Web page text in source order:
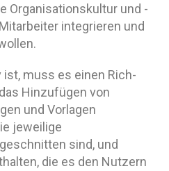
Organisationskultur und -
integrieren und
muss es einen Rich-
Hinzufügen von
und Vorlagen
jeweilige
sind, und
die es den Nutzern